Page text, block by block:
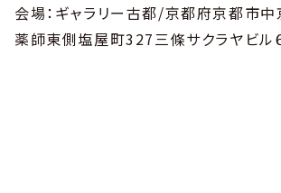
会場：ギャラリー古都/京都府京都市
薬師東側塩屋町327三條サクラヤビル